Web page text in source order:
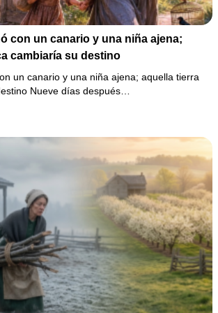
con un canario y una niña ajena;
cambiaría su destino
un canario y una niña ajena; aquella tierra
Nueve días después…